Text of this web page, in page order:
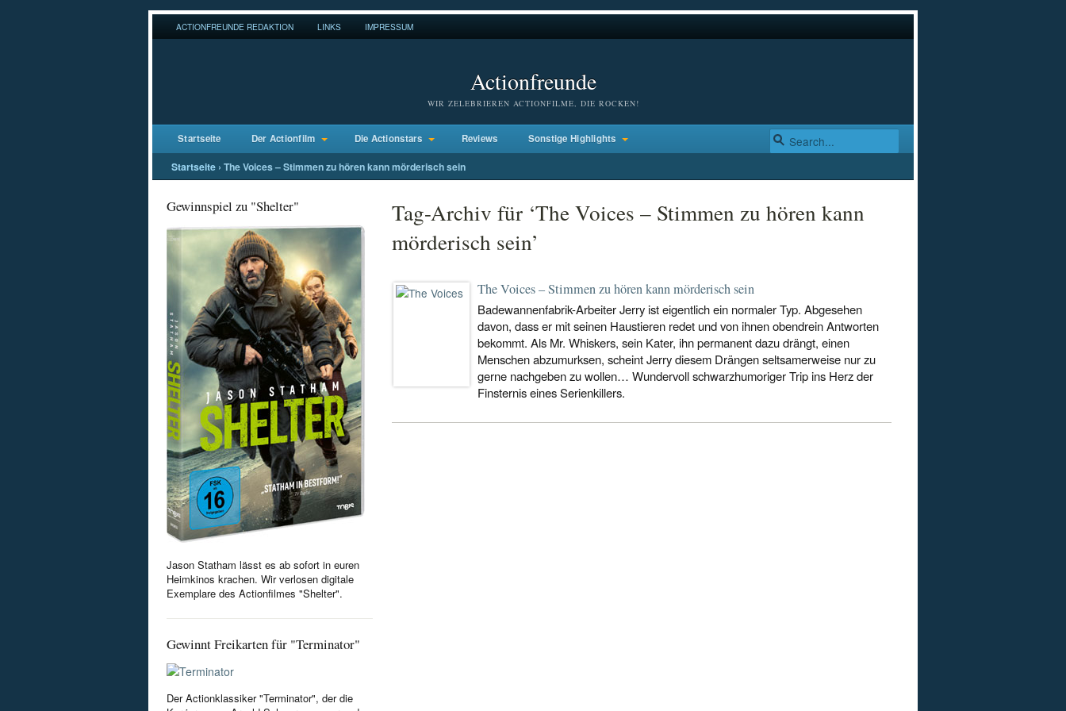
ACTIONFREUNDE REDAKTION LINKS IMPRESSUM
Actionfreunde
WIR ZELEBRIEREN ACTIONFILME, DIE ROCKEN!
Startseite Der Actionfilm Die Actionstars Reviews Sonstige Highlights
Startseite › The Voices – Stimmen zu hören kann mörderisch sein
Gewinnspiel zu "Shelter"
Jason Statham lässt es ab sofort in euren
Heimkinos krachen. Wir verlosen digitale
Exemplare des Actionfilmes "Shelter".
Gewinnt Freikarten für "Terminator"
Der Actionklassiker "Terminator", der die
Tag-Archiv für ‘The Voices – Stimmen zu hören kann
mörderisch sein’
The Voices – Stimmen zu hören kann mörderisch sein
Badewannenfabrik-Arbeiter Jerry ist eigentlich ein normaler Typ. Abgesehen
davon, dass er mit seinen Haustieren redet und von ihnen obendrein Antworten
bekommt. Als Mr. Whiskers, sein Kater, ihn permanent dazu drängt, einen
Menschen abzumurksen, scheint Jerry diesem Drängen seltsamerweise nur zu
gerne nachgeben zu wollen… Wundervoll schwarzhumoriger Trip ins Herz der
Finsternis eines Serienkillers.